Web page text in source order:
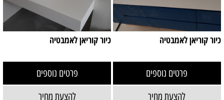
כיור קוריאן לאמבטיה
פרטים נוספים
להצעת מחיר
כיור קוריאן לאמבטיה
פרטים נוספים
להצעת מחיר